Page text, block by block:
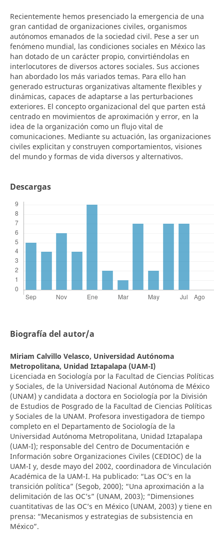
Recientemente hemos presenciado la emergencia de una
gran cantidad de organizaciones civiles, organismos
autónomos emanados de la sociedad civil. Pese a ser un
fenómeno mundial, las condiciones sociales en México las
han dotado de un carácter propio, convirtiéndolas en
interlocutores de diversos actores sociales. Sus acciones
han abordado los más variados temas. Para ello han
generado estructuras organizativas altamente flexibles y
dinámicas, capaces de adaptarse a las perturbaciones
exteriores. El concepto organizacional del que parten está
centrado en movimientos de aproximación y error, en la
idea de la organización como un flujo vital de
comunicaciones. Mediante su actuación, las organizaciones
civiles explicitan y construyen comportamientos, visiones
del mundo y formas de vida diversos y alternativos.
Descargas
Biografía del autor/a
Miriam Calvillo Velasco, Universidad Autónoma
Metropolitana, Unidad Iztapalapa (UAM-I)
Licenciada en Sociología por la Facultad de Ciencias Políticas
y Sociales, de la Universidad Nacional Autónoma de México
(UNAM) y candidata a doctora en Sociología por la División
de Estudios de Posgrado de la Facultad de Ciencias Políticas
y Sociales de la UNAM. Profesora investigadora de tiempo
completo en el Departamento de Sociología de la
Universidad Autónoma Metropolitana, Unidad Iztapalapa
(UAM-I); responsable del Centro de Documentación e
Información sobre Organizaciones Civiles (CEDIOC) de la
UAM-I y, desde mayo del 2002, coordinadora de Vinculación
Académica de la UAM-I. Ha publicado: “Las OC’s en la
transición política” (Segob, 2000); “Una aproximación a la
delimitación de las OC’s” (UNAM, 2003); “Dimensiones
cuantitativas de las OC’s en México (UNAM, 2003) y tiene en
prensa: “Mecanismos y estrategias de subsistencia en
México”.